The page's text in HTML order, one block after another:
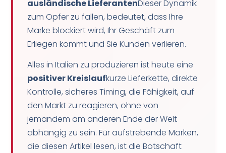
ausländische LieferantenDieser Dynamik
zum Opfer zu fallen, bedeutet, dass Ihre
Marke blockiert wird, Ihr Geschäft zum
Erliegen kommt und Sie Kunden verlieren.
Alles in Italien zu produzieren ist heute eine
positiver Kreislaufkurze Lieferkette, direkte
Kontrolle, sicheres Timing, die Fähigkeit, auf
den Markt zu reagieren, ohne von
jemandem am anderen Ende der Welt
abhängig zu sein. Für aufstrebende Marken,
die diesen Artikel lesen, ist die Botschaft